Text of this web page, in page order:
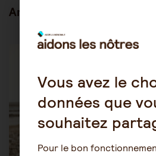
Articles en lien
Être aidant Être salarié aidant
Vous avez le
données que
souhaitez
Pour le bon